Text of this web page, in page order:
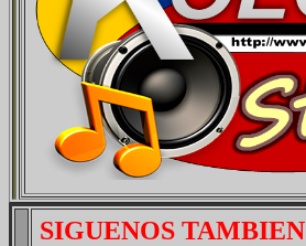
SIGUENOS TAMBIEN